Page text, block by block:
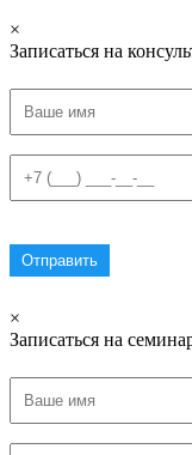
×
Записаться на
×
Записаться на